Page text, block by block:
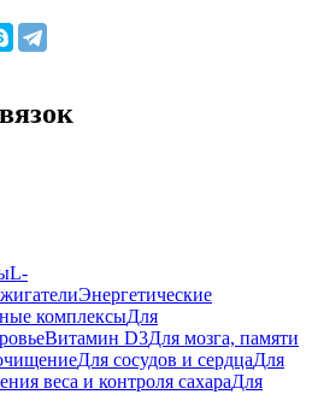
L-
Энергетические
комплексыДля
Витамин D3Для мозга, памяти
Для сосудов и сердцаДля
веса и контроля сахараДля